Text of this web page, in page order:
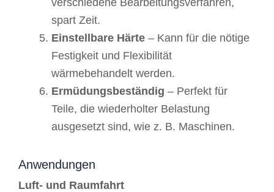
verschiedene Bearbeitungsverfahren,
spart Zeit.
Einstellbare Härte – Kann für die nötige
Festigkeit und Flexibilität
wärmebehandelt werden.
Ermüdungsbeständig – Perfekt für
Teile, die wiederholter Belastung
ausgesetzt sind, wie z. B. Maschinen.
Anwendungen
Luft- und Raumfahrt